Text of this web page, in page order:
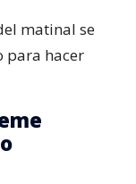
matinal se
para hacer